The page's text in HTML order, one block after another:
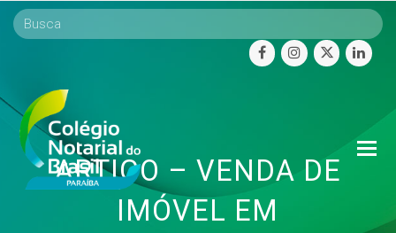
facebookinstagram
twitter
ARTIGO – VENDA DE
IMÓVEL EM